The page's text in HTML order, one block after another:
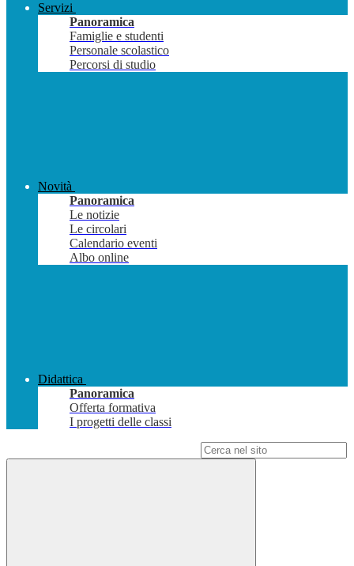
Servizi
Panoramica
Famiglie e studenti
Personale scolastico
Percorsi di studio
Novità
Panoramica
Le notizie
Le circolari
Calendario eventi
Albo online
Didattica
Panoramica
Offerta formativa
I progetti delle classi